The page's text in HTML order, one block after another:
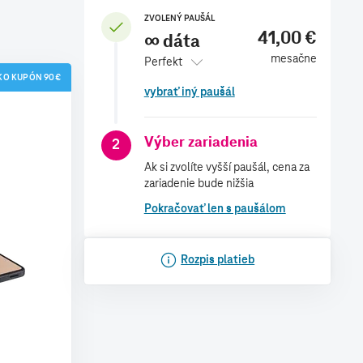
KUPÓN 90€
ZVOLENÝ PAUŠÁL
∞ dáta
Perfekt
41,00 €
mesačne
vybrať iný paušál
2 Výber zariadenia
Ak si zvolíte vyšší paušál, cena za
zariadenie bude nižšia
Pokračovať len s paušálom
Rozpis platieb